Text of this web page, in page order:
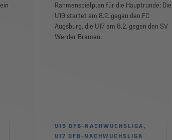
Rahmenspielplan für die Hauptrunde: Die
U19 startet am 8.2. gegen den FC
Augsburg, die U17 am 8.2. gegen den SV
Werder Bremen.
U19 DFB-NACHWUCHSLIGA,
U17 DFB-NACHWUCHSLIGA